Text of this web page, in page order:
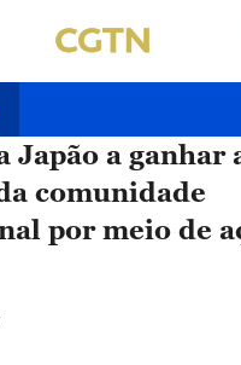
Japão a ganhar
comunidade
por meio de